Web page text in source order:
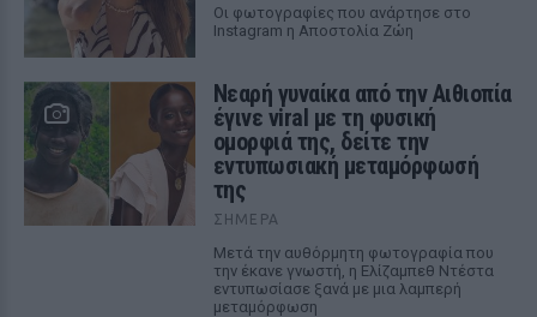
Οι φωτογραφίες που ανάρτησε στο
Instagram η Αποστολία Ζώη
Νεαρή γυναίκα από την Αιθιοπία
έγινε viral με τη φυσική
ομορφιά της, δείτε την
εντυπωσιακή μεταμόρφωσή
της
ΣΉΜΕΡΑ
Μετά την αυθόρμητη φωτογραφία που
την έκανε γνωστή, η Ελίζαμπεθ Ντέστα
εντυπωσίασε ξανά με μια λαμπερή
μεταμόρφωση